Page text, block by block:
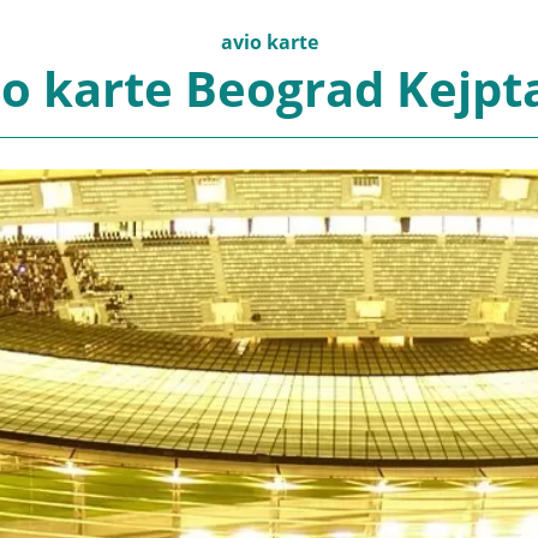
avio karte
karte Beograd